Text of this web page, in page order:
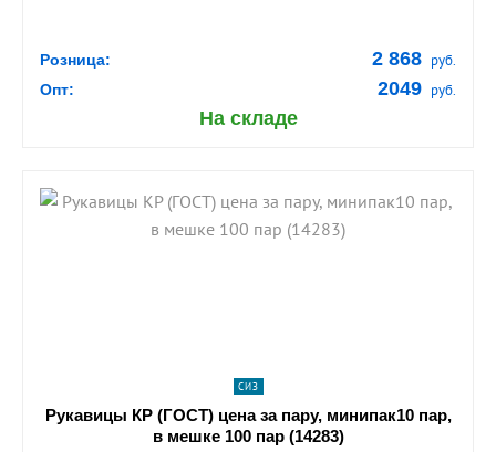
Розница: 2 868 руб.
Опт: 2049 руб.
На складе
shopping_cart В КОРЗИНУ
СИЗ
Рукавицы КР (ГОСТ) цена за пару, минипак10 пар,
в мешке 100 пар (14283)